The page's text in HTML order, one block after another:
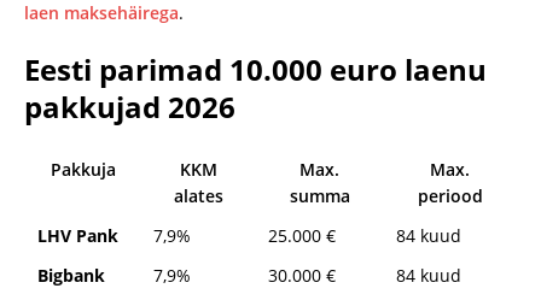
laen maksehäirega.
Eesti parimad 10.000 euro laenu
pakkujad 2026
Pakkuja
KKM
alates
Max.
summa
Max.
periood
LHV Pank
7,9% 25.000 €
84 kuud
Bigbank
7,9% 30.000 €
84 kuud